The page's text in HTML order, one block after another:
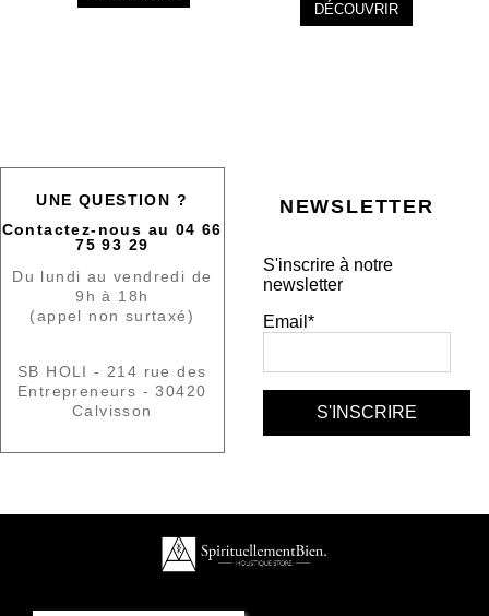
DÉCOUVRIR
UNE QUESTION ?
Contactez-nous au 04 66
75 93 29
Du lundi au vendredi de
9h à 18h
(appel non surtaxé)
SB HOLI - 214 rue des
Entrepreneurs - 30420
Calvisson
NEWSLETTER
S'inscrire à notre
newsletter
Email*